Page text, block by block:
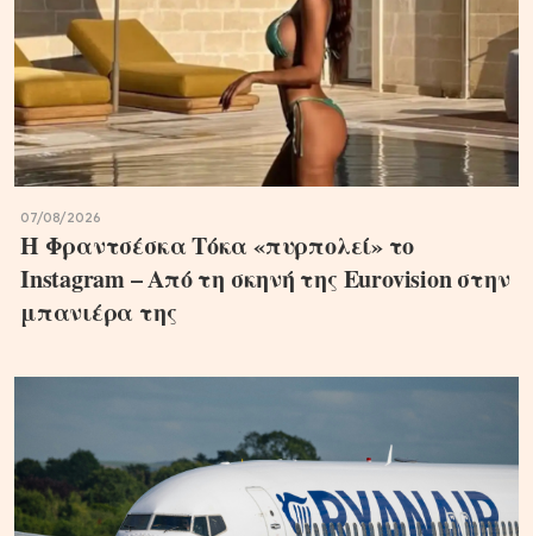
07/08/2026
Η Φραντσέσκα Τόκα «πυρπολεί» το
Instagram – Από τη σκηνή της Eurovision στην
μπανιέρα της